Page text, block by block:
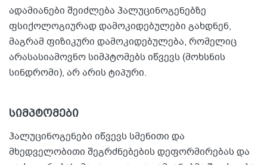
ადამიანები შეიძლება ჰალუცინოგენებზე
ფსიქოლოგიურად დამოკიდებულები გახდნენ,
მაგრამ ფიზიკური დამოკიდებულება, რომელიც
არასასიამოვნო სიმპტომებს იწვევს (მოხსნის
სინდრომი), არ არის ტიპური.
სიმპტომები
ჰალუცინოგენები იწვევს სმენითი და
მხედველობითი შეგრძნებების დეფორმირებას და